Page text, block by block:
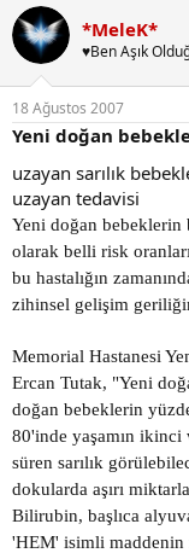
n
b
u
y
u
b
a
l
a
t
a
n
l
a
g
ı
ç
a
r
i
h
i
*MeleK*
♥Ben Aşık
18 Ağustos 2007
Yeni doğan
uzayan sarılık
uzayan tedavisi
Yeni doğan bebeklerin
olarak belli risk
bu hastalığın
zihinsel gelişim
Memorial Hastanesi
Ercan Tutak, "Yeni
doğan bebeklerin
80'inde yaşamın ikinci
süren sarılık
dokularda aşırı
Bilirubin, başlıca
'HEM' isimli maddenin